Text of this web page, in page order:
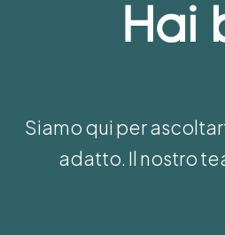
Hai
Siamo qui per
adatto. Il nostro